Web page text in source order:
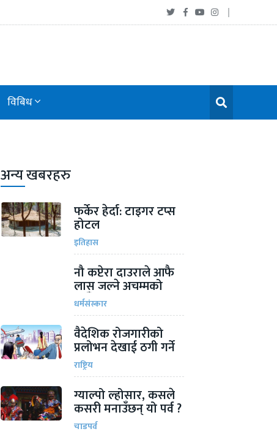
विबिध
अन्य खबरहरु
फर्केर हेर्दा: टाइगर टप्स
होटल
इतिहास
नौ कप्टेरा दाउराले आफै
लास जल्ने अचम्मको
ठाऊँ
धर्मसंस्कार
वैदेशिक रोजगारीको
प्रलोभन देखाई ठगी गर्ने
चार जना पक्राउ
राष्ट्रिय
ग्याल्पो ल्होसार, कसले
कसरी मनाउँछन् यो पर्व ?
चाडपर्व